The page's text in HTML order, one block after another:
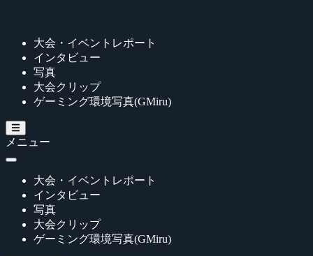
大会・イベントレポート
インタビュー
写真
大会クリップ
ゲーミング環境写真(GMiru)
メニュー
大会・イベントレポート
インタビュー
写真
大会クリップ
ゲーミング環境写真(GMiru)